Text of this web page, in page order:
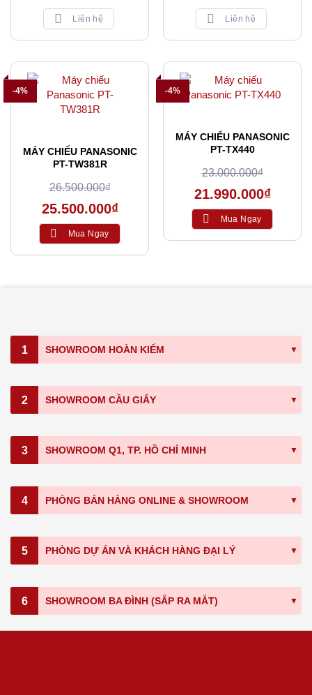
Liên hệ Liên hệ
-4%
MÁY CHIẾU PANASONIC
PT-TW381R
26.500.000₫
25.500.000₫
Mua Ngay
-4%
MÁY CHIẾU PANASONIC
PT-TX440
23.000.000₫
21.990.000₫
Mua Ngay
1 SHOWROOM HOÀN KIẾM
2 SHOWROOM CẦU GIẤY
3 SHOWROOM Q1, TP. HỒ CHÍ MINH
4 PHÒNG BÁN HÀNG ONLINE & SHOWROOM
5 PHÒNG DỰ ÁN VÀ KHÁCH HÀNG ĐẠI LÝ
6 SHOWROOM BA ĐÌNH (SẮP RA MẮT)